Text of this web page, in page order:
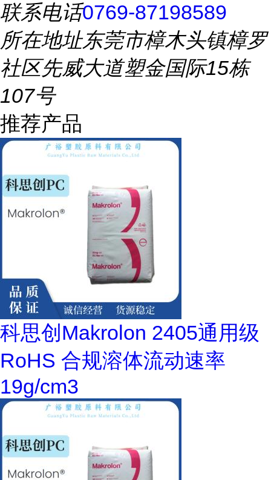
联系电话0769-87198589
所在地址东莞市樟木头镇樟罗
社区先威大道塑金国际15栋
107号
推荐产品
科思创Makrolon 2405通用级
RoHS 合规溶体流动速率
19g/cm3